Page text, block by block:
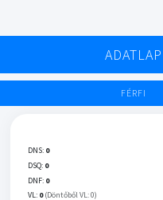
ADATLAP
FÉRFI
DNS: 0
DSQ: 0
DNF: 0
VL: 0 (Döntőből VL: 0)